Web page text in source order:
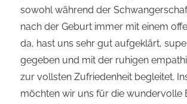
sowohl während der
nach der Geburt immer mit einem
da, hast uns sehr gut aufgeklärt,
gegeben und mit der ruhigen
zur vollsten Zufriedenheit begleitet.
möchten wir uns für die wundervolle